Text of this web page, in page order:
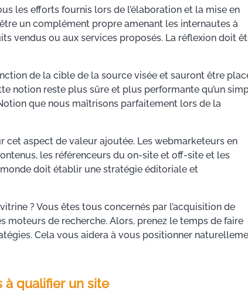
les efforts fournis lors de l’élaboration et la mise en
un complément propre amenant les internautes à
vendus ou aux services proposés. La réflexion doit
de la cible de la source visée et sauront être
notion reste plus sûre et plus performante qu’un
que nous maîtrisons parfaitement lors de la
cet aspect de valeur ajoutée. Les webmarketeurs en
les référenceurs du on-site et off-site et les
doit établir une stratégie éditoriale et
? Vous êtes tous concernés par l’acquisition de
moteurs de recherche. Alors, prenez le temps de faire
Cela vous aidera à vous positionner
à qualifier un site